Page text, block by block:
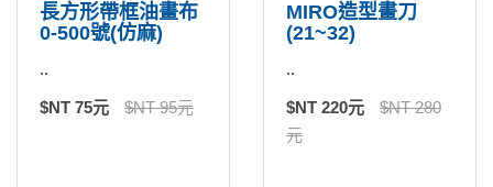
長方形帶框油畫布
0-500號(仿麻)
..
$NT 75元 $NT 95元
MIRO造型畫刀
(21~32)
..
$NT 220元
$NT 280
元